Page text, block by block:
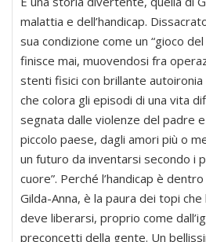
malattia e dell’handicap.
sua condizione come un “gioco
finisce mai, muovendosi fra
stenti fisici con brillante
che colora gli episodi di una vita
segnata dalle violenze del padre
piccolo paese, dagli amori più o
un futuro da inventarsi secondo i
cuore”. Perché l’handicap è
Gilda-Anna, è la paura dei topi
deve liberarsi, proprio come
preconcetti della gente. Un